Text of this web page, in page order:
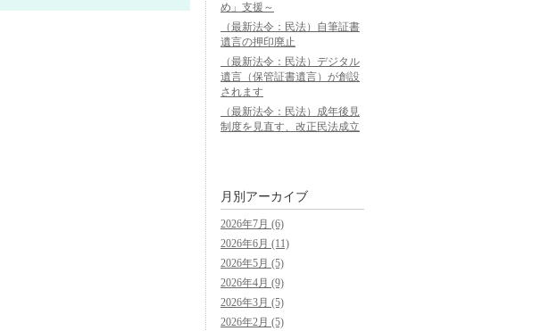
め」支援～
（最新法令：民法）自筆証書
遺言の押印廃止
（最新法令：民法）デジタル
遺言（保管証書遺言）が創設
されます
（最新法令：民法）成年後見
制度を見直す、改正民法成立
月別アーカイブ
2026年7月 (6)
2026年6月 (11)
2026年5月 (5)
2026年4月 (9)
2026年3月 (5)
2026年2月 (5)